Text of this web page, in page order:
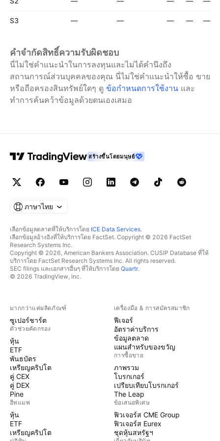
S3 — — — — —
คำจำกัดสิทธิ์ความรับผิดชอบ
นี่ไม่ใช่คำแนะนำในการลงทุนและไม่ได้คำนึงถึง
สถานการณ์ส่วนบุคคลของคุณ นี่ไม่ใช่คำแนะนำให้ซื้อ ขาย
หรือถือครองสินทรัพย์ใดๆ ดู ข้อกำหนดการใช้งาน และ
ทำการค้นคว้าข้อมูลด้วยตนเองเสมอ
สร้างขึ้นโดยมนุษย์
ภาษาไทย
เลือกข้อมูลตลาดที่ให้บริการโดย ICE Data Services.
เลือกข้อมูลอ้างอิงที่ให้บริการโดย FactSet. Copyright © 2026 FactSet
Research Systems Inc.
Copyright © 2026, American Bankers Association. CUSIP Database ที่ให้
บริการโดย FactSet Research Systems Inc. All rights reserved.
SEC filings และเอกสารอื่นๆ ที่ให้บริการโดย Quartr.
© 2026 TradingView, Inc.
มากกว่าแค่ผลิตภัณฑ์
ซูเปอร์ชาร์ต
ตัวช่วยคัดกรอง
หุ้น
ETF
พันธบัตร
เหรียญคริปโต
คู่ CEX
คู่ DEX
Pine
ฮีทแมพ
หุ้น
ETF
เหรียญคริปโต
เครื่องมือ & การสมัครสมาชิก
ฟีเจอร์
อัตราค่าบริการ
ข้อมูลตลาด
แผนสำหรับของขวัญ
การซื้อขาย
ภาพรวม
โบรกเกอร์
เปรียบเทียบโบรกเกอร์
The Leap
ข้อเสนอพิเศษ
ฟิวเจอร์ส CME Group
ฟิวเจอร์ส Eurex
ชุดหุ้นสหรัฐฯ